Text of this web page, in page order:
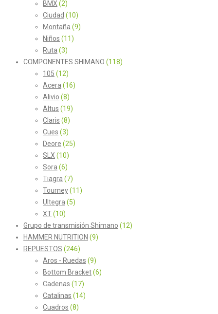
BMX (2)
Ciudad (10)
Montaña (9)
Niños (11)
Ruta (3)
COMPONENTES SHIMANO (118)
105 (12)
Acera (16)
Alivio (8)
Altus (19)
Claris (8)
Cues (3)
Deore (25)
SLX (10)
Sora (6)
Tiagra (7)
Tourney(11)
Ultegra (5)
XT(10)
Grupo de transmisión Shimano (12)
HAMMER NUTRITION (9)
REPUESTOS (246)
Aros - Ruedas (9)
Bottom Bracket(6)
Cadenas (17)
Catalinas (14)
Cuadros (8)